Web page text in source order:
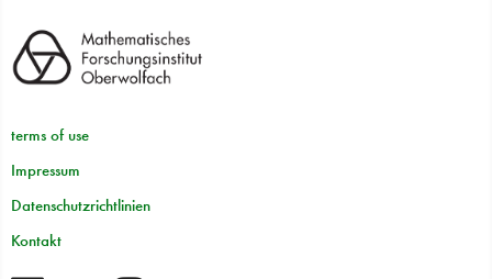
terms of use
Impressum
Datenschutzrichtlinien
Kontakt